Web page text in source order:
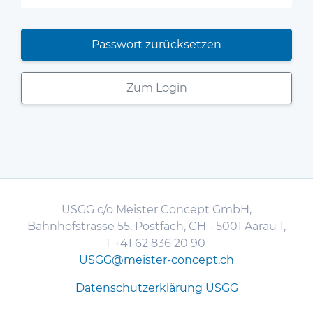
Passwort zurücksetzen
Zum Login
USGG c/o Meister Concept GmbH,
Bahnhofstrasse 55, Postfach, CH - 5001 Aarau 1,
T +41 62 836 20 90
USGG@meister-concept.ch
Datenschutzerklärung USGG